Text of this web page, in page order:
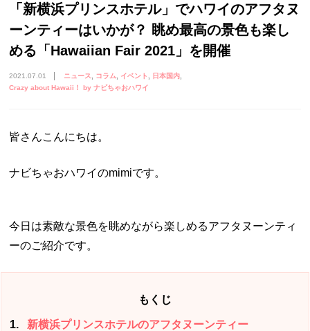
「新横浜プリンスホテル」でハワイのアフタヌ
ーンティーはいかが？ 眺め最高の景色も楽し
める「Hawaiian Fair 2021」を開催
2021.07.01 ニュース コラム イベント
日本国内
Crazy about Hawaii！ by ナビちゃおハワイ
皆さんこんにちは。
ナビちゃおハワイのmimiです。
今日は素敵な景色を眺めながら楽しめるアフタヌーンティ
ーのご紹介です。
もくじ
1 新横浜プリンスホテルのアフタヌーンティー